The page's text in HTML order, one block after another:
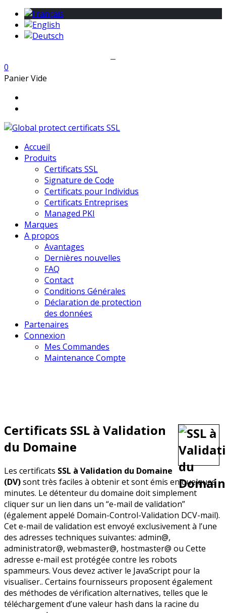
0
Panier Vide
Accueil
Produits
Certificats SSL
Signature de Code
Certificats pour Individus
Certificats Entreprises
Managed PKI
Marques
A propos
Avantages
Dernières nouvelles
FAQ
Contact
Conditions Générales
Déclaration de protection
des données
Partenaires
Connexion
Mes Commandes
Maintenance Compte
Certificats SSL à Validation
du Domaine
Les certificats SSL à Validation du Domaine
(DV)sont très faciles à obtenir et sont émis en quelques
minutes. Le détenteur du domaine doit simplement
cliquer sur un lien dans un “e-mail de validation”
(également appelé Domain-Control-Validation DCV-mail).
Cet e-mail de validation est envoyé exclusivement à l’une
des adresses techniques suivantes: admin@,
administrator@, webmaster@, hostmaster@ ou Cette
adresse e-mail est protégée contre les robots
spammeurs. Vous devez activer le JavaScript pour la
visualiser.. Certains fournisseurs proposent également
des méthodes de vérification alternatives, telles que le
téléchargement d’une valeur hash dans la racine du